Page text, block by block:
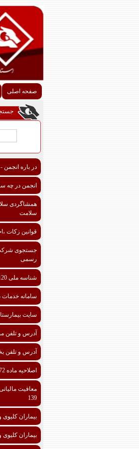
هر
صفحه اصلی
در باره انجمن
انجمن در چه
همشاگردی
سلامت
قوانین زکات
جستجوی شرکت
رسمی
شناسه ملی 120 دفتر انجمن کلیوی ایران
سامانه
سایت
آدرس و تلفن
آدرس و تلفن
اصلاحیه ماده 172 قانون مالیات های مستقیم 1399
139
بیماران کلیوی
بیماران کلیوی